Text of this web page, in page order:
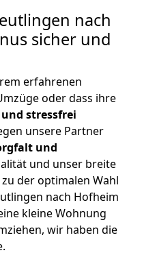
nach
sicher und
erfahrenen
oder dass ihre
stressfrei
unsere Partner
und
und unser breite
der optimalen Wahl
nach Hofheim
kleine Wohnung
wir haben die